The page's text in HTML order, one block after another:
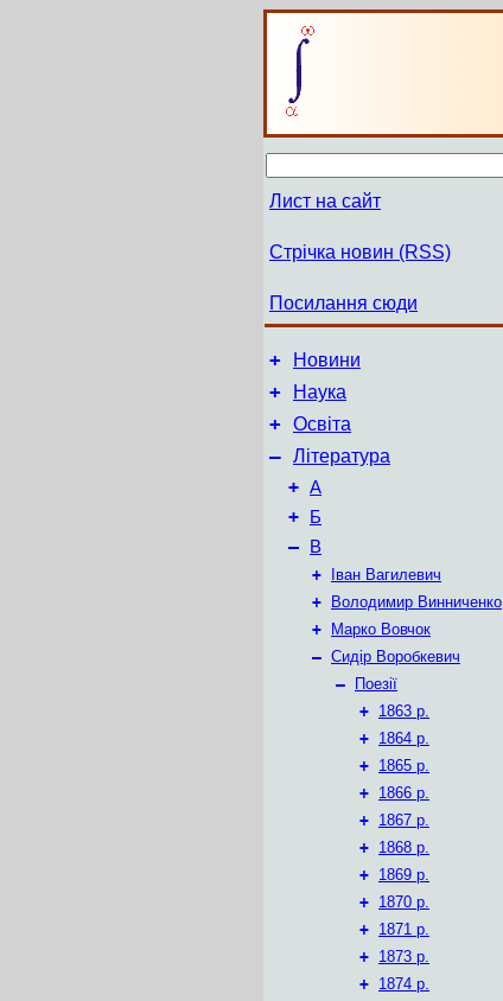
Лист на сайт
Стрічка новин (RSS)
Посилання сюди
+ Новини
+ Наука
+ Освіта
– Література
+ А
+ Б
– В
+
Іван Вагилевич
+
Володимир Винниченко
+
Марко Вовчок
– Сидір Воробкевич
–
Поезії
+ 1863 р.
+ 1864 р.
+ 1865 р.
+ 1866 р.
+ 1867 р.
+ 1868 р.
+ 1869 р.
+ 1870 р.
+ 1871 р.
+ 1873 р.
+ 1874 р.